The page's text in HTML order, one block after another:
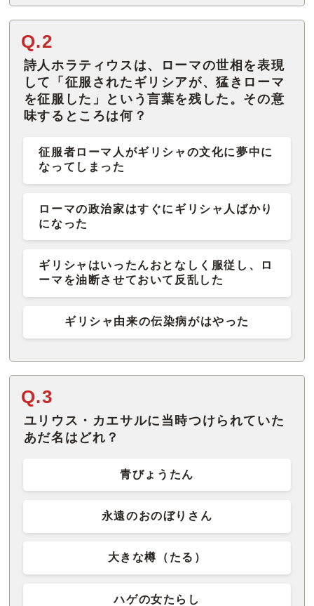
Q.2
詩人ホラティウスは、ローマの世相を表現
して「征服されたギリシアが、猛きローマ
を征服した」という言葉を残した。その意
味するところは何？
征服者ローマ人がギリシャの文化に夢中に
なってしまった
ローマの政治家はすぐにギリシャ人ばかり
になった
ギリシャはいったんおとなしく服従し、ロ
ーマを油断させておいて反乱した
ギリシャ由来の伝染病がはやった
Q.3
ユリウス・カエサルに当時つけられていた
あだ名はどれ？
青びょうたん
永遠のおのぼりさん
大きな樽（たる）
ハゲの女たらし